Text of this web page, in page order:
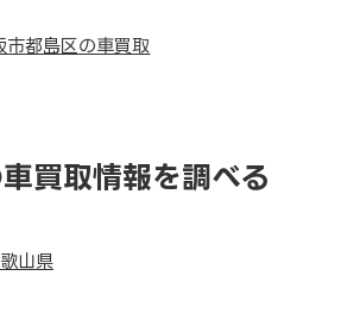
市都島区の車買取
買取情報を調べる
山県